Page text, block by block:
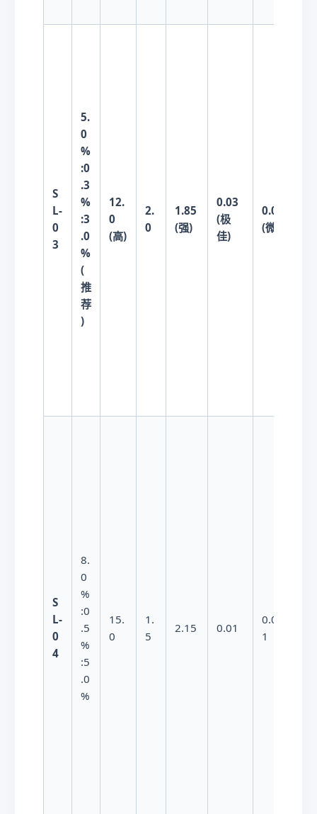
S
L-
0
3
5.
0
%
:0
.3
%
:3
.0
%
(
推
荐
)
12.
0
(高)
2.
0
1.85
(强)
0.03
(极
佳)
0.001
(微渗)
S
L-
0
4
8.
0
%
:0
.5
%
:5
.0
%
15.
0
1.
5
2.15 0.01
0.000
1